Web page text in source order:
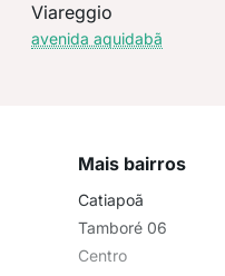
Viareggio
avenida aquidabã
Mais bairros
Catiapoã
Tamboré 06
Centro